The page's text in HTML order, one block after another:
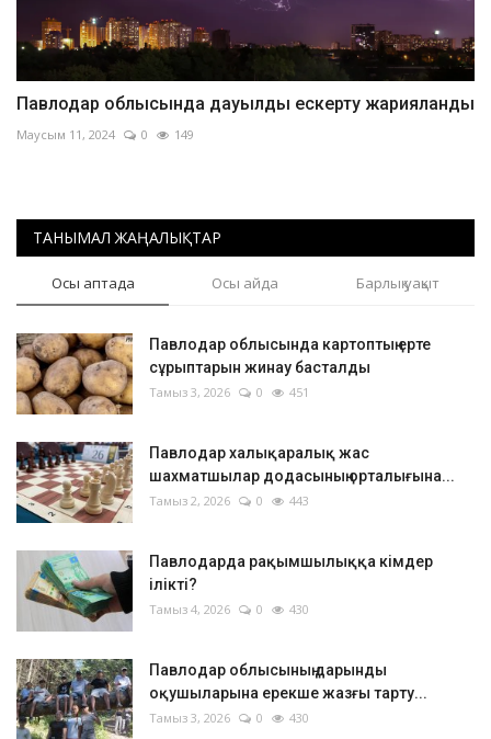
Павлодар облысында дауылды ескерту жарияланды
Маусым 11, 2024 0 149
ТАНЫМАЛ ЖАҢАЛЫҚТАР
Осы аптада Осы айда Барлық уақыт
Павлодар облысында картоптың ерте
сұрыптарын жинау басталды
Тамыз 3, 2026 0 451
Павлодар халықаралық жас
шахматшылар додасының орталығына...
Тамыз 2, 2026 0 443
Павлодарда рақымшылыққа кімдер
ілікті?
Тамыз 4, 2026 0 430
Павлодар облысының дарынды
оқушыларына ерекше жазғы тарту...
Тамыз 3, 2026 0 430